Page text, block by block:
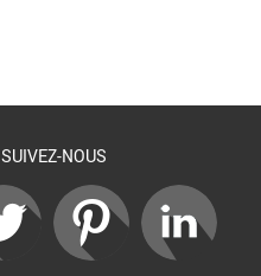
SUIVEZ-NOUS